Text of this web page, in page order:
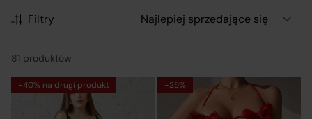
Filtry
81 produktów
-40% na drugi produkt -25%